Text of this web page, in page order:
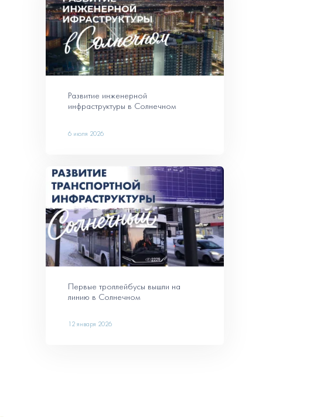
Развитие инженерной
инфраструктуры в Солнечном
6 июля 2026
Первые троллейбусы вышли на
линию в Солнечном
12 января 2026